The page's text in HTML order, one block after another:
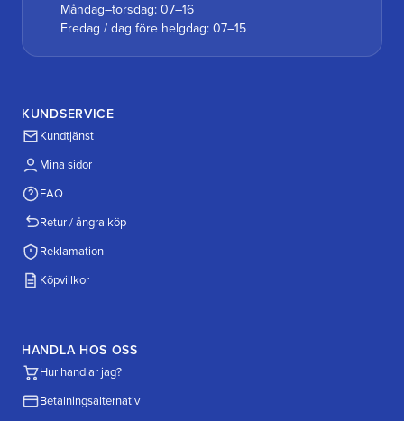
Måndag–torsdag: 07–16
Fredag / dag före helgdag: 07–15
KUNDSERVICE
Kundtjänst
Mina sidor
FAQ
Retur / ångra köp
Reklamation
Köpvillkor
HANDLA HOS OSS
Hur handlar jag?
Betalningsalternativ